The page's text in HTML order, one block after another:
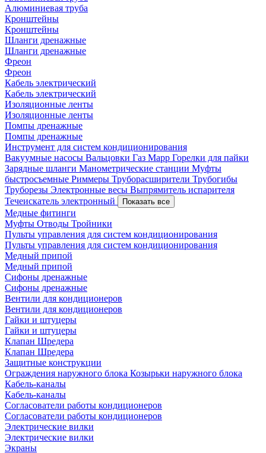
Алюминиевая труба
Кронштейны
Кронштейны
Шланги дренажные
Шланги дренажные
Фреон
Фреон
Кабель электрический
Кабель электрический
Изоляционные ленты
Изоляционные ленты
Помпы дренажные
Помпы дренажные
Инструмент для систем кондиционирования
Вакуумные насосы Вальцовки Газ Mapp Горелки для пайки
Зарядные шланги Манометрические станции Муфты
быстросъемные Риммеры Труборасширители Трубогибы
Труборезы Электронные весы Выпрямитель испарителя
Течеискатель электронный
Показать все
Медные фитинги
Муфты Отводы Тройники
Пульты управления для систем кондиционирования
Пульты управления для систем кондиционирования
Медный припой
Медный припой
Сифоны дренажные
Сифоны дренажные
Вентили для кондиционеров
Вентили для кондиционеров
Гайки и штуцеры
Гайки и штуцеры
Клапан Шредера
Клапан Шредера
Защитные конструкции
Ограждения наружного блока Козырьки наружного блока
Кабель-каналы
Кабель-каналы
Согласователи работы кондиционеров
Согласователи работы кондиционеров
Электрические вилки
Электрические вилки
Экраны